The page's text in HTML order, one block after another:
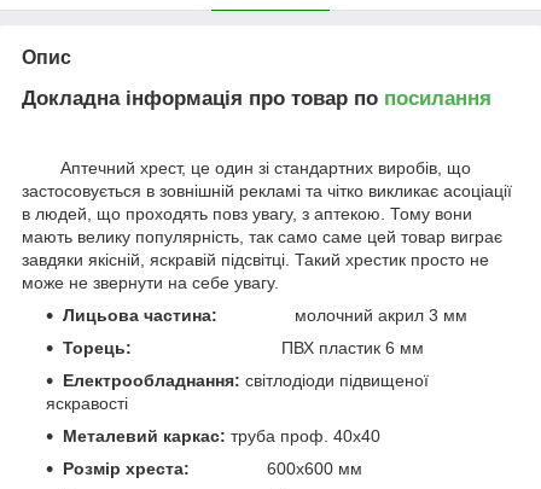
Опис
Докладна інформація про товар по посилання
Аптечний хрест, це один зі стандартних виробів, що
застосовується в зовнішній рекламі та чітко викликає асоціації
в людей, що проходять повз увагу, з аптекою. Тому вони
мають велику популярність, так само саме цей товар виграє
завдяки якісній, яскравій підсвітці. Такий хрестик просто не
може не звернути на себе увагу.
Лицьова частина:
молочний акрил 3 мм
Торець:
ПВХ пластик 6 мм
Електрообладнання: світлодіоди підвищеної
яскравості
Металевий каркас: труба проф. 40х40
Розмір хреста:
600х600 мм